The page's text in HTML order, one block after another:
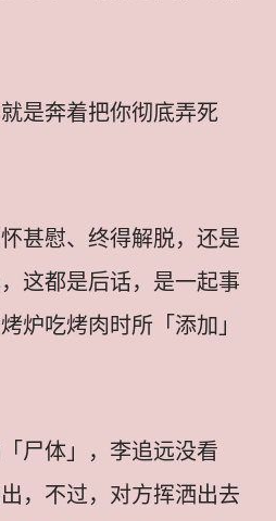
是奔着把你彻底弄死
甚慰、终得解脱，还是
这都是后话，是一起事
炉吃烤肉时所「添加」
尸体」，李追远没看
，不过，对方挥洒出去